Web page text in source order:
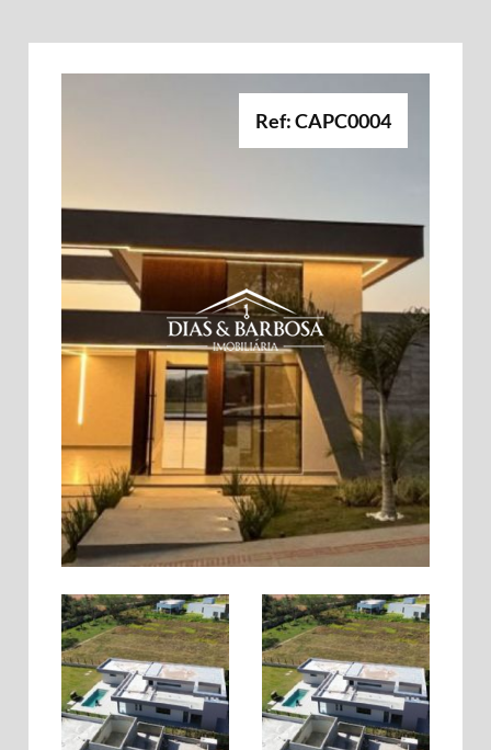
Ref: CAPC0004